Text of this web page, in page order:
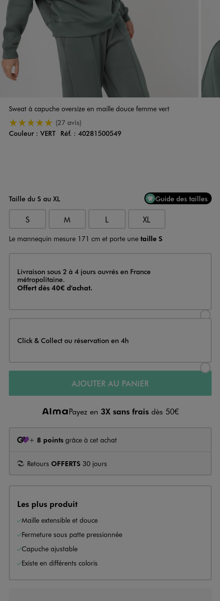
Sweat à capuche oversize en maille douce femme vert
5/5 de moyenne(27 avis)
Couleur
Couleur : VERT Réf. : 40281500549
Taille du S au XL Guide des tailles
S M L XL
Le mannequin mesure 171 cm et porte une taille S
Livraison
Livraison sous 2 à 4 jours ouvrés en France
métropolitaine.
Offert dès 40€ d'achat.
Click & Collect ou réservation en 4h
AJOUTER AU PANIER
Payez en 3X sans frais dès 50€
+ 8 points grâce à cet achat
Retours OFFERTS 30 jours
Les plus produit
Maille extensible et douce
Fermeture sous patte pressionnée
Capuche ajustable
Existe en différents coloris